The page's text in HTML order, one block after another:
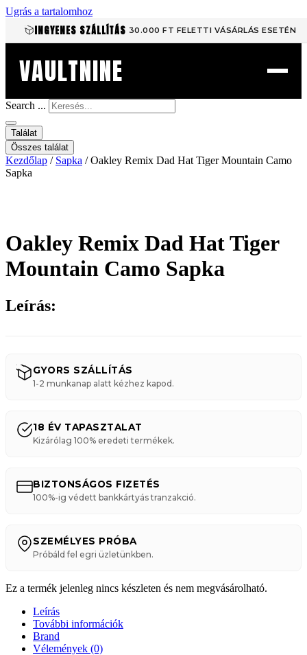
Ugrás a tartalomhoz
INGYENES SZÁLLÍTÁS 30.000 FT FELETTI VÁSÁRLÁS ESETÉN
VAULTNINE
Search ...
Találat
Összes találat
Kezdőlap / Sapka / Oakley Remix Dad Hat Tiger Mountain Camo
Sapka
Oakley Remix Dad Hat Tiger
Mountain Camo Sapka
Leírás:
GYORS SZÁLLÍTÁS
1-2 munkanap alatt kézhez kapod.
18 ÉV TAPASZTALAT
Kizárólag 100% eredeti termékek.
BIZTONSÁGOS FIZETÉS
100%-ig védett bankkártyás tranzakció.
SZEMÉLYES PRÓBA
Próbáld fel egri üzletünkben.
Ez a termék jelenleg nincs készleten és nem megvásárolható.
Leírás
További információk
Brand
Vélemények (0)